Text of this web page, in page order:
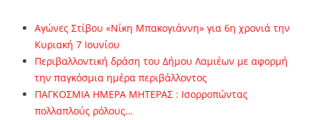
Αγώνες Στίβου «Νίκη Μπακογιάννη» για 6η χρονιά την
Κυριακή 7 Ιουνίου
Περιβαλλοντική δράση του Δήμου Λαμιέων με αφορμή
την παγκόσμια ημέρα περιβάλλοντος
ΠΑΓΚΟΣΜΙΑ ΗΜΕΡΑ ΜΗΤΕΡΑΣ : Ισορροπώντας
πολλαπλούς ρόλους…